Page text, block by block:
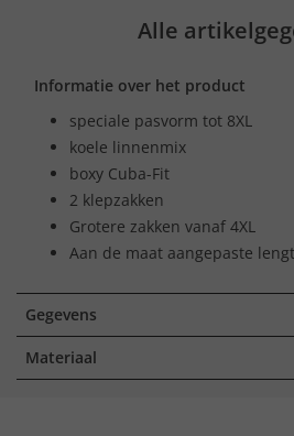
Alle
Informatie over het product
speciale pasvorm tot 8XL
koele linnenmix
boxy Cuba-Fit
2 klepzakken
Grotere zakken vanaf 4XL
Aan de maat aangepaste
Gegevens
Materiaal